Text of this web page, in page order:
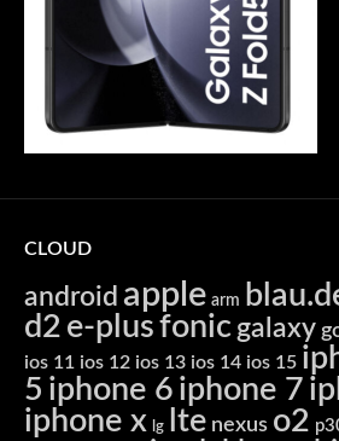
CLOUD
android apple arm
d2 e-plusfonic galaxy
ios 11 ios 12 ios 13 ios 14 ios 15
5 iphone 6 iphone 7
iphone x lg lte nexus o2